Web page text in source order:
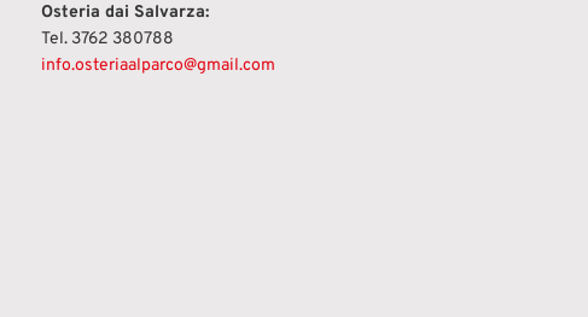
Osteria dai Salvarza:
Tel. 3762 380788
info.osteriaalparco@gmail.com